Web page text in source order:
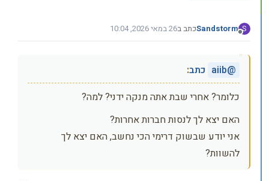
S
מנותק
Sandstormכתב ב26 במאי 2026, 10:04
נערך לאחרונה על ידי
@
aiib כתב:
כלומר? אחרי שבת אתה מנקה ידני? למה?
האם יצא לך לנסות חברות אחרות?
אני יודע שבשוק דרימי הכי נחשב, האם יצא לך
להשוות?